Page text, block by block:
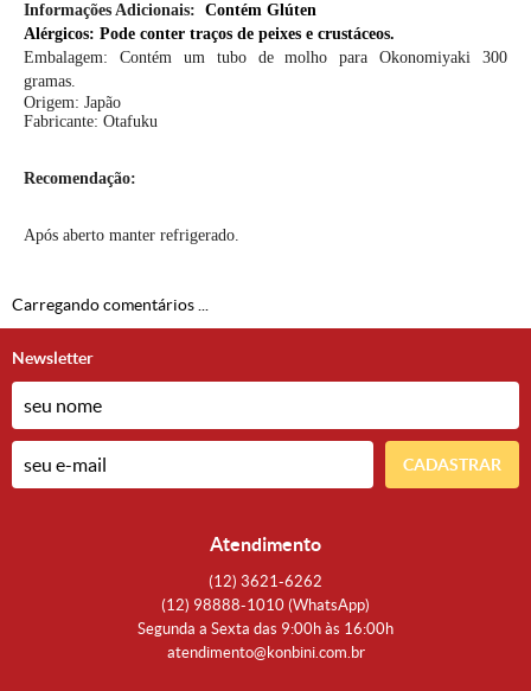
Informações Adicionais: Contém Glúten
Alérgicos: Pode conter traços de peixes e crustáceos.
Embalagem: Contém um tubo de molho para Okonomiyaki 300
gramas.
Origem: Japão
Fabricante: Otafuku
Recomendação:
Após aberto manter refrigerado.
Carregando comentários ...
Newsletter
CADASTRAR
Atendimento
(12) 3621-6262
(12) 98888-1010 (WhatsApp)
Segunda a Sexta das 9:00h às 16:00h
atendimento@konbini.com.br